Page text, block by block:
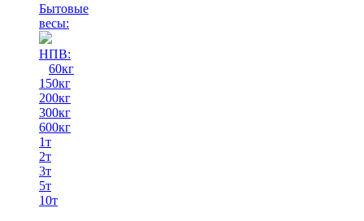
Бытовые
весы:
НПВ:
60кг
150кг
200кг
300кг
600кг
1т
2т
3т
5т
10т